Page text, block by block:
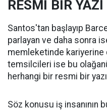
RESMİ BİR YAZI
Santos'tan başlayıp
parlayan ve daha sonra
memleketinde kariyerine
temsilcileri ise bu
herhangi bir resmi bir yazı
Söz konusu iş insanının